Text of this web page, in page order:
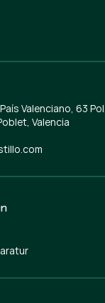
Valenciano, 63
Valencia